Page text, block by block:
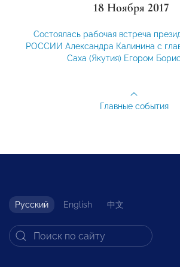
18 Ноября 2017
Состоялась рабочая встреча
РОССИИ Александра Калинина с
Саха (Якутия) Егором
Главные события
Русский English 中文